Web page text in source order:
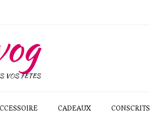
VOS FÊTES
CADEAUX CONSCRITS